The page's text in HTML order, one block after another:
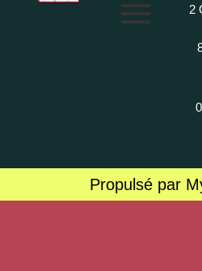
2
Propulsé par